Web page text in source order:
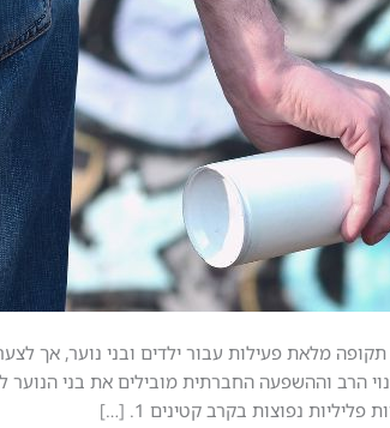
מלאת פעילות עבור ילדים ובני נוער, אך
הרב וההשפעה החברתית מובילים את בני הנוער
נפוצות בקרב קטינים 1. […]